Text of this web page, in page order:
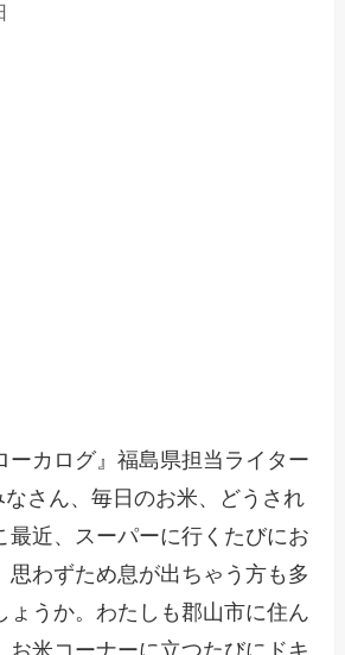
ーカログ』福島県担当ライター
さん、毎日のお米、どうされ
最近、スーパーに行くたびにお
思わずため息が出ちゃう方も多
ょうか。わたしも郡山市に住ん